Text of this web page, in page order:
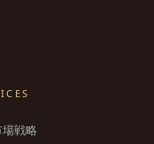
戦略